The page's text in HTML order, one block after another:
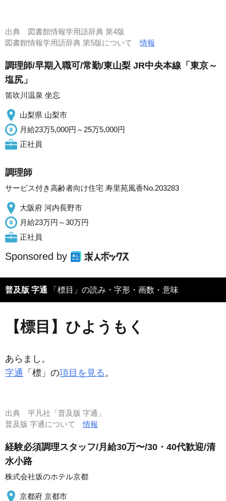
出典 図書館情報学用語辞典 第4版
図書館情報学用語辞典 第5版について情報
調理師/早期入職可/常勤/東山梨 JR中央本線「東京～
塩尻」
笛吹川温泉 坐忘
山梨県 山梨市
月給23万5,000円～25万5,000円
正社員
調理師
サービス付き高齢者向け住宅 寿里苑風香No.203283
大阪府 河内長野市
月給23万円～30万円
正社員
Sponsored by
普及版 字通 「標目」の読み・字形・画数・意味
【標目】ひようもく
あらまし。
字通 「標」の項目を見る 。
出典 平凡社「普及版 字通」
普及版 字通について情報
経験必須調理スタッフ/月給30万〜/30・40代歓迎/清
水小路
株式会社坂のホテル京都
京都府 京都市